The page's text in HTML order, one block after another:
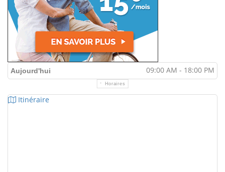
Aujourd'hui 09:00 AM - 18:00 PM
Horaires
Itinéraire